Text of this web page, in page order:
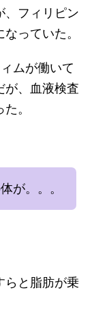
、フィリピン
っていた。
ムが働いて
が、血液検査
。
が。。。
らと脂肪が乗